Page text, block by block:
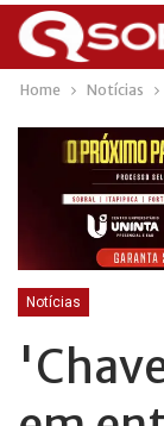
Home Notícias
Notícias